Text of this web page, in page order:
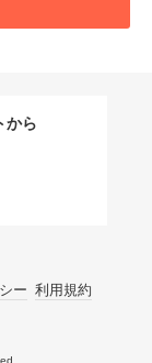
から
ー 利用規約